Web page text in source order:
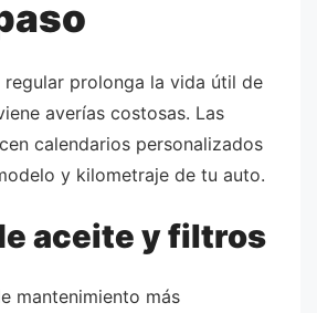
regular prolonga la vida útil de
averías costosas. Las
calendarios personalizados
y kilometraje de tu auto.
aceite y filtros
mantenimiento más